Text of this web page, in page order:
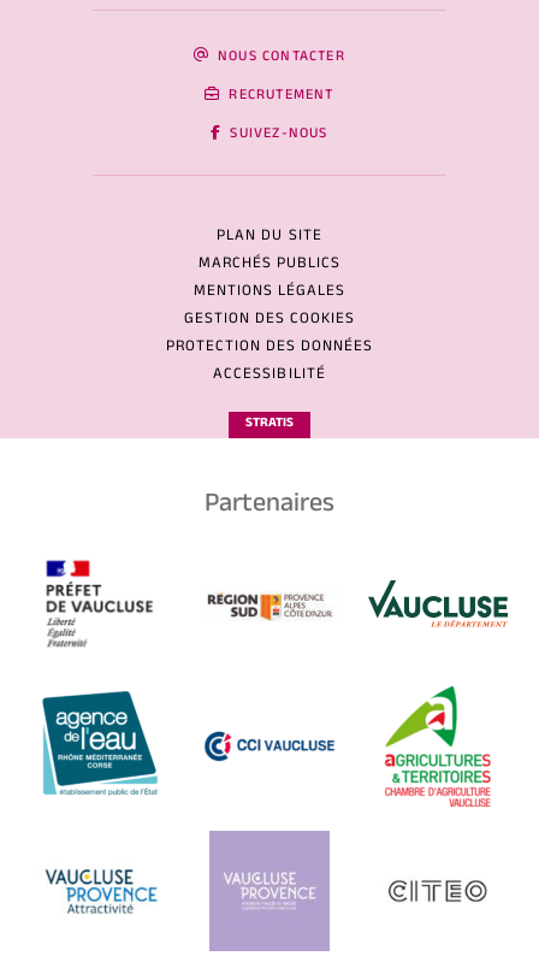
NOUS CONTACTER
RECRUTEMENT
SUIVEZ-NOUS
PLAN DU SITE
MARCHÉS PUBLICS
MENTIONS LÉGALES
GESTION DES COOKIES
PROTECTION DES DONNÉES
ACCESSIBILITÉ
STRATIS
Partenaires